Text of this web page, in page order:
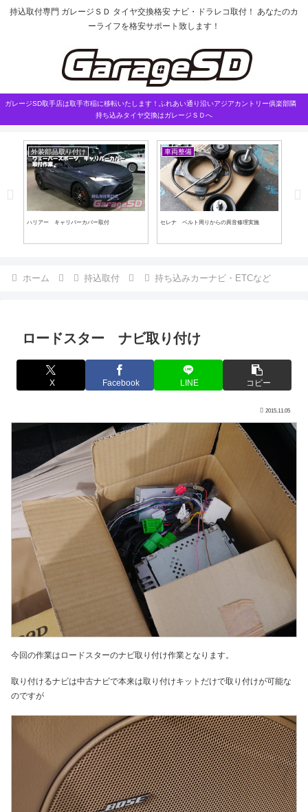
持込取付専門 ガレージＳＤ タイヤ交換格安 ナビ・ドラレコ取付！ あなたのカ
ーライフを格安サポート致します！
ガレージSD取手店は取手市稲に移転いたします！ふれあい通り沿いアジアカントリー俱楽部隣
持ち込みタイヤ交換はガレージＳＤへ
外装部品取り付け
ハリアー キャリパーカバー取付
車両整備
セレナ ベルト周りからの異音修理実施
ホーム 持込取付 持ち込みカーナビ・ETCなど
ロードスター ナビ取り付け
X Facebook LINE コピー
2015.11.05
今回の作業はロードスターのナビ取り付け作業となります。
取り付けるナビは中古ナビで本来は取り付けキットだけで取り付けが可能な
のですが